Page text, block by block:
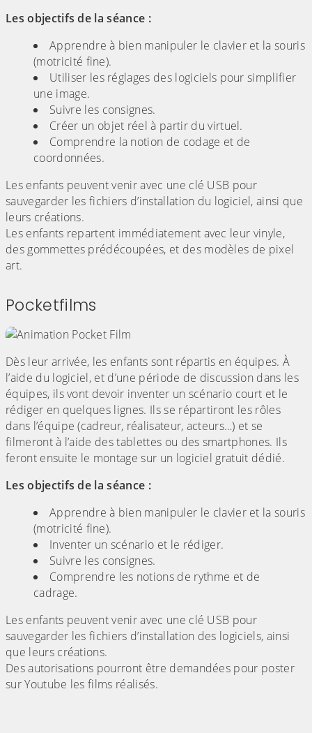
Les objectifs de la séance :
Apprendre à bien manipuler le clavier et la souris
(motricité fine).
Utiliser les réglages des logiciels pour simplifier
une image.
Suivre les consignes.
Créer un objet réel à partir du virtuel.
Comprendre la notion de codage et de
coordonnées.
Les enfants peuvent venir avec une clé USB pour
sauvegarder les fichiers d’installation du logiciel, ainsi que
leurs créations.
Les enfants repartent immédiatement avec leur vinyle,
des gommettes prédécoupées, et des modèles de pixel
art.
Pocketfilms
Dès leur arrivée, les enfants sont répartis en équipes. À
l’aide du logiciel, et d’une période de discussion dans les
équipes, ils vont devoir inventer un scénario court et le
rédiger en quelques lignes. Ils se répartiront les rôles
dans l’équipe (cadreur, réalisateur, acteurs…) et se
filmeront à l’aide des tablettes ou des smartphones. Ils
feront ensuite le montage sur un logiciel gratuit dédié.
Les objectifs de la séance :
Apprendre à bien manipuler le clavier et la souris
(motricité fine).
Inventer un scénario et le rédiger.
Suivre les consignes.
Comprendre les notions de rythme et de
cadrage.
Les enfants peuvent venir avec une clé USB pour
sauvegarder les fichiers d’installation des logiciels, ainsi
que leurs créations.
Des autorisations pourront être demandées pour poster
sur Youtube les films réalisés.